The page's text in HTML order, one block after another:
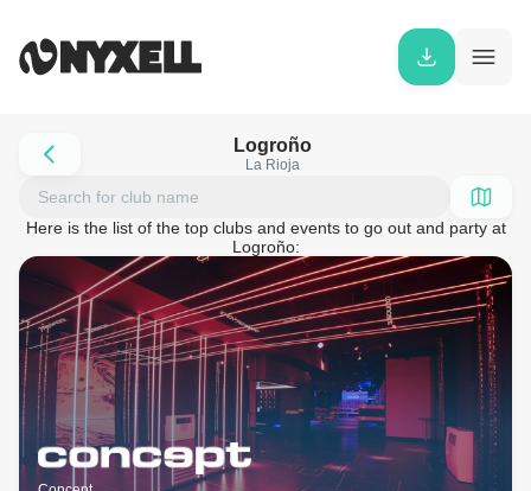
Logroño
La Rioja
Here is the list of the top clubs and events to go out and party at
Logroño: